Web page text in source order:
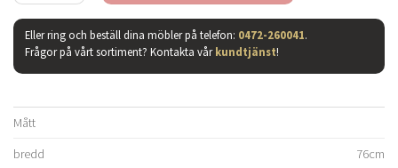
Eller ring och beställ dina möbler på telefon: 0472-260041.
Frågor på vårt sortiment? Kontakta vårkundtjänst!
Mått
bredd
76cm